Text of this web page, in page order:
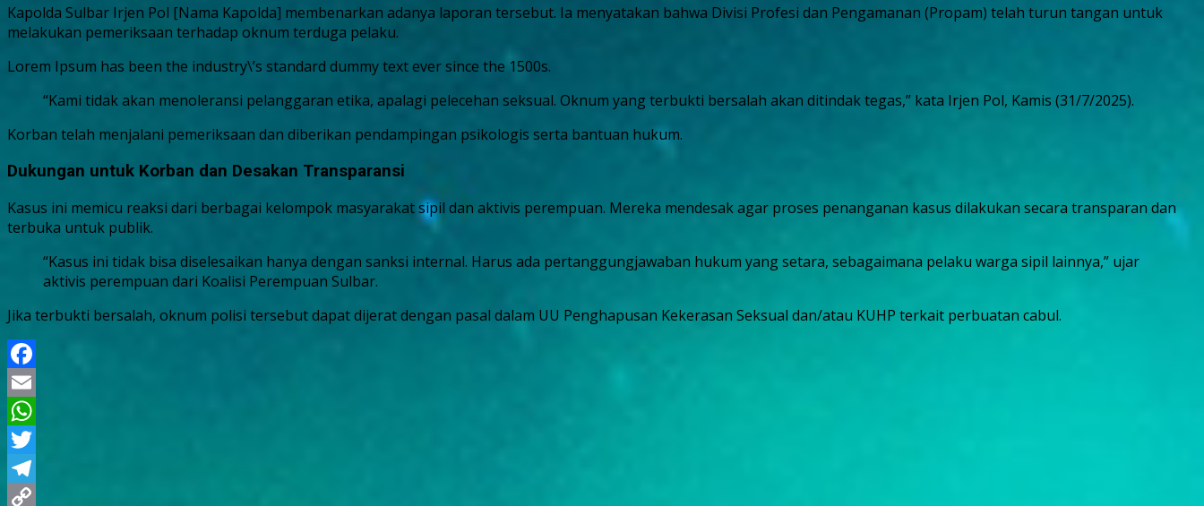
Kapolda Sulbar Irjen Pol [Nama Kapolda] membenarkan adanya laporan tersebut. Ia menyatakan bahwa Divisi Profesi dan Pengamanan (Propam) telah turun tangan untuk
melakukan pemeriksaan terhadap oknum terduga pelaku.
Lorem Ipsum has been the industry\’s standard dummy text ever since the 1500s.
“Kami tidak akan menoleransi pelanggaran etika, apalagi pelecehan seksual. Oknum yang terbukti bersalah akan ditindak tegas,” kata Irjen Pol, Kamis (31/7/2025).
Korban telah menjalani pemeriksaan dan diberikan pendampingan psikologis serta bantuan hukum.
Dukungan untuk Korban dan Desakan Transparansi
Kasus ini memicu reaksi dari berbagai kelompok masyarakat sipil dan aktivis perempuan. Mereka mendesak agar proses penanganan kasus dilakukan secara transparan dan
terbuka untuk publik.
“Kasus ini tidak bisa diselesaikan hanya dengan sanksi internal. Harus ada pertanggungjawaban hukum yang setara, sebagaimana pelaku warga sipil lainnya,” ujar
aktivis perempuan dari Koalisi Perempuan Sulbar.
Jika terbukti bersalah, oknum polisi tersebut dapat dijerat dengan pasal dalam UU Penghapusan Kekerasan Seksual dan/atau KUHP terkait perbuatan cabul.
Facebook
Email
WhatsApp
Twitter
Telegram